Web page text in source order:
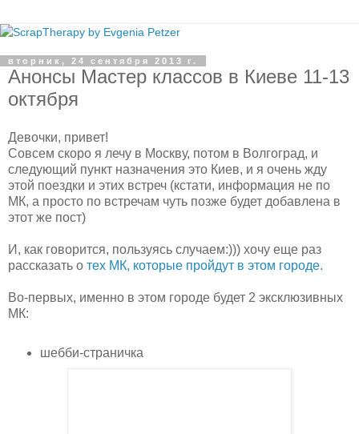
вторник, 24 сентября 2013 г.
Анонсы Мастер классов в Киеве 11-13
октября
Девочки, привет!
Совсем скоро я лечу в Москву, потом в Волгоград, и
следующий пункт назначения это Киев, и я очень жду
этой поездки и этих встреч (кстати, информация не по
МК, а просто по встречам чуть позже будет добавлена в
этот же пост)
И, как говорится, пользуясь случаем:))) хочу еще раз
рассказать о тех МК, которые пройдут в этом городе.
Во-первых, именно в этом городе будет 2 эксклюзивных
МК:
шебби-страничка